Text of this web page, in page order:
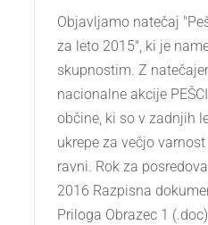
Objavljamo natečaj
za leto 2015", ki je
skupnostim. Z
nacionalne akcije
občine, ki so v zadnjih
ukrepe za večjo
ravni. Rok za
2016 Razpisna
Priloga Obrazec 1